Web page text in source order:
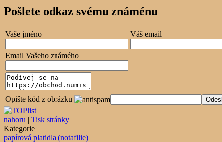
Pošlete odkaz svému známénu
Vaše jméno Váš email
Email Vašeho známého
Opište kód z obrázku
nahoru | Tisk stránky
Kategorie
papírová platidla (notafilie)